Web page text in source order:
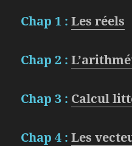
Chap 1 :Les réels
Chap 2 :
Chap 3 : Calcul
Chap 4 :Les